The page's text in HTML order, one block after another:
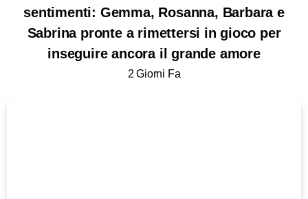
sentimenti: Gemma, Rosanna, Barbara e
Sabrina pronte a rimettersi in gioco per
inseguire ancora il grande amore
2 Giorni Fa